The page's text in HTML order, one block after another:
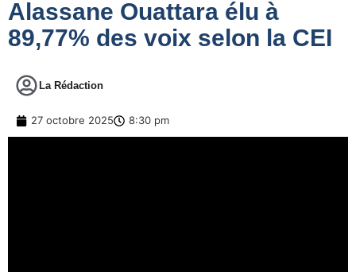
Alassane Ouattara élu à
89,77% des voix selon la CEI
La Rédaction
27 octobre 2025 8:30 pm